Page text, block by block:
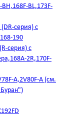
BL,173F-
серия) с
190
серия) с
2R,170F-
A,2V80F-A (см.